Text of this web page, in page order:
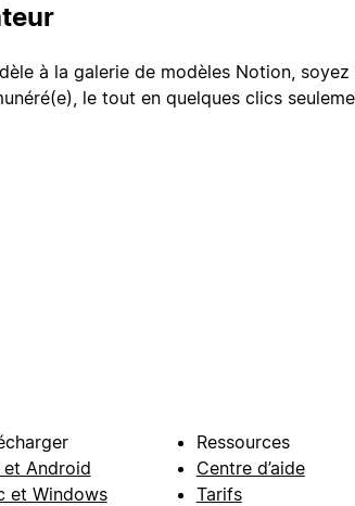
à la galerie de modèles Notion, soyez
le tout en quelques clics
et Android
et Windows
Ressources
Centre d’aide
Tarifs